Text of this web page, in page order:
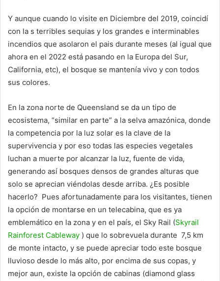
Y aunque cuando lo visite en Diciembre del 2019, coincidí
con la s terribles sequias y los grandes e interminables
incendios que asolaron el pais durante meses (al igual que
ahora en el 2022 está pasando en la Europa del Sur,
California, etc), el bosque se mantenía vivo y con todos
sus colores.
En la zona norte de Queensland se da un tipo de
ecosistema, “similar en parte” a la selva amazónica, donde
la competencia por la luz solar es la clave de la
supervivencia y por eso todas las especies vegetales
luchan a muerte por alcanzar la luz, fuente de vida,
generando así bosques densos de grandes alturas que
solo se aprecian viéndolas desde arriba. ¿Es posible
hacerlo? Pues afortunadamente para los visitantes, tienen
la opción de montarse en un telecabina, que es ya
emblemático en la zona y en el país, el Sky Rail (Skyrail
Rainforest Cableway ) que lo sobrevuela durante 7,5 km
de monte intacto, y se puede apreciar todo este bosque
lluvioso desde lo más alto, por encima de sus copas, y
mejor aun, existe la opción de cabinas (diamond glass